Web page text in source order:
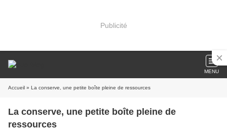
Publicité
MENU
Accueil » La conserve, une petite boîte pleine de ressources
La conserve, une petite boîte pleine de
ressources